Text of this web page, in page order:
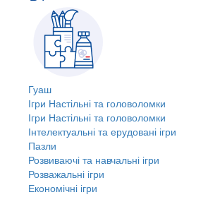
Гуаш
Ігри Настільні та головоломки
Ігри Настільні та головоломки
Інтелектуальні та ерудовані ігри
Пазли
Розвиваючі та навчальні ігри
Розважальні ігри
Економічні ігри